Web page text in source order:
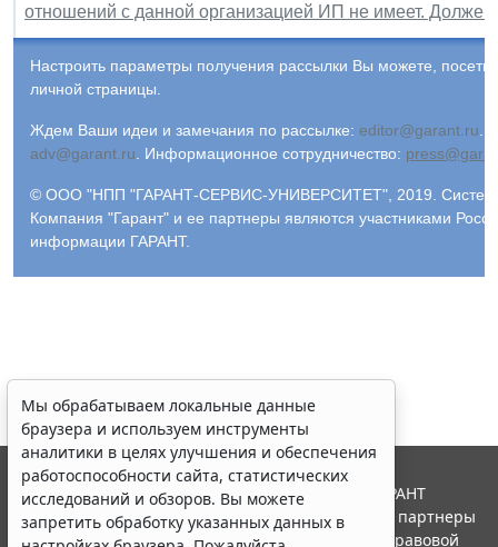
отношений с данной организацией ИП не имеет.
Настроить параметры получения рассылки Вы можете,
личной страницы.
Ждем Ваши идеи и замечания по рассылке: editor@garant.ru
adv@garant.ru
Информационное сотрудничество:
© ООО "НПП "ГАРАНТ-СЕРВИС-УНИВЕРСИТЕТ", 2019. Система
Компания "Гарант" и ее партнеры являются участниками
информации ГАРАНТ.
Мы обрабатываем локальные данные
браузера и используем инструменты
аналитики в целях улучшения и обеспечения
работоспособности сайта, статистических
исследований и обзоров. Вы можете
запретить обработку указанных данных в
© ООО "НПП "ГАРАНТ-СЕРВИС", 2026. Система ГАРАНТ
выпускается с 1990 года. Компания "Гарант" и ее партнеры
являются участниками Российской ассоциации правовой